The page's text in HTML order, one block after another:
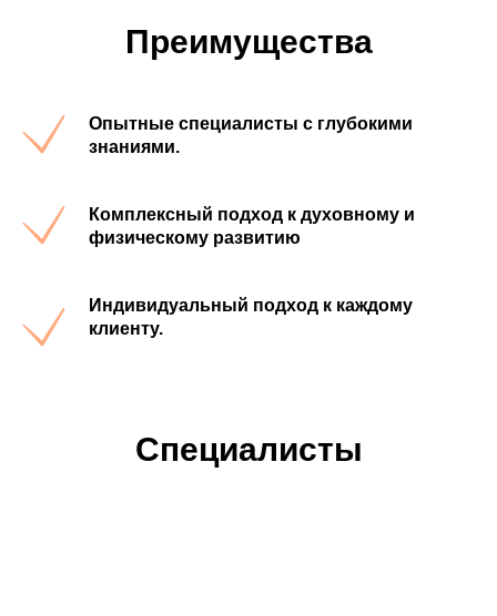
Преимущества
Опытные специалисты с глубокими
знаниями.
Комплексный подход к духовному и
физическому развитию
Индивидуальный подход к каждому
клиенту.
Специалисты